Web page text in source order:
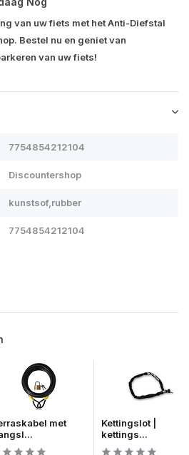
van uw fiets met het Anti-Diefstal
Bestel nu en geniet van
van uw fiets!
7754854212104
Discountershop
kunstsof,rubber
7754854212104
met
Kettingslot |
kettings...